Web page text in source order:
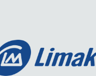
завдання –
на